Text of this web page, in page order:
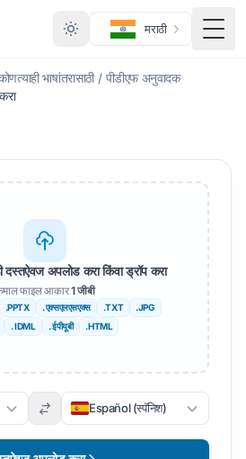
मराठी
मेनू
भाषांतरासाठी / पीडीएफ अनुवादक
दस्तऐवज अपलोड करा किंवा ड्रॉप करा
फाइल आकार1 जीबी
.PPTX . एक्सएलएसएक्स .TXT
.JPG
. IDML . ईपीयूबी .HTML
Español (स्पॅनिश)